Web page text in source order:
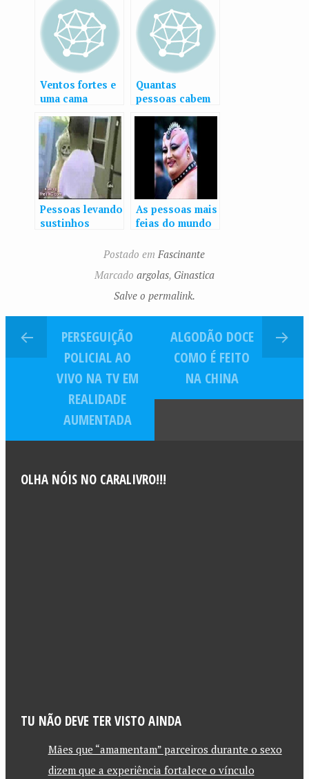
Ventos fortes e
uma cama
Quantas
pessoas cabem
pequeno?
Pessoas levando
sustinhos
As pessoas mais
feias do mundo
Postado emFascinante
Marcado argolas, Ginastica
Salve o permalink.
PERSEGUIÇÃO
POLICIAL AO
VIVO NA TV EM
REALIDADE
AUMENTADA
ALGODÃO DOCE
COMO É FEITO
NA CHINA
OLHA NÓIS NO CARALIVRO!!!
TU NÃO DEVE TER VISTO AINDA
Mães que “amamentam” parceiros durante o sexo
dizem que a experiência fortalece o vínculo